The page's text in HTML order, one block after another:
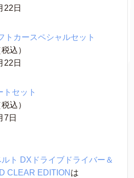
月22日
トカースペシャルセット
（税込）
月22日
トセット
（税込）
月7日
ト DXドライブドライバー＆
CLEAR EDITION は